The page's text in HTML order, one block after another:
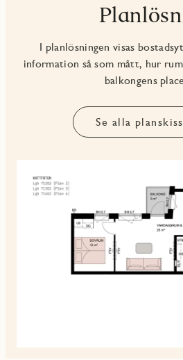
I planlösningen visas
information så som mått, hur
balkongens
Se alla